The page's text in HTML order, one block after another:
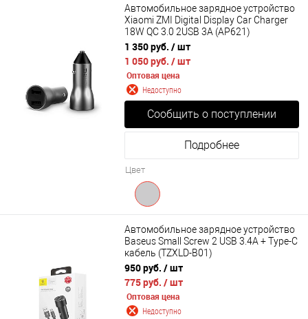
Автомобильное зарядное устройство
Xiaomi ZMI Digital Display Car Charger
18W QC 3.0 2USB 3A (AP621)
1 350 руб. / шт
1 050 руб. / шт
Оптовая цена
Недоступно
Сообщить о поступлении
Подробнее
Цвет
Автомобильное зарядное устройство
Baseus Small Screw 2 USB 3.4A + Type-C
кабель (TZXLD-B01)
950 руб. / шт
775 руб. / шт
Оптовая цена
Недоступно